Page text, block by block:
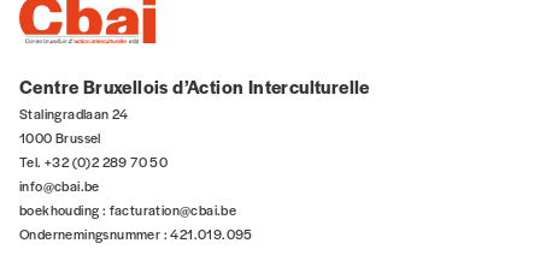
Centre Bruxellois d’Action Interculturelle
Stalingradlaan 24
1000 Brussel
Tel. +32 (0)2 289 70 50
info@cbai.be
boekhouding : facturation@cbai.be
Ondernemingsnummer : 421.019.095